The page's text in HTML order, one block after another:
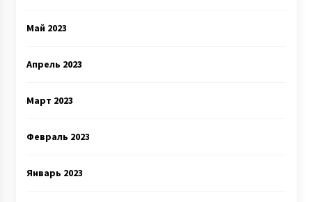
Май 2023
Апрель 2023
Март 2023
Февраль 2023
Январь 2023